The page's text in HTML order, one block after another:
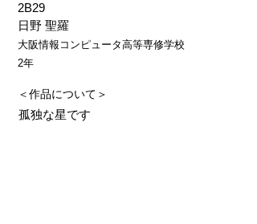
2B29
日野 聖羅
大阪情報コンピュータ高等専修学校
2年
＜作品について＞
孤独な星です